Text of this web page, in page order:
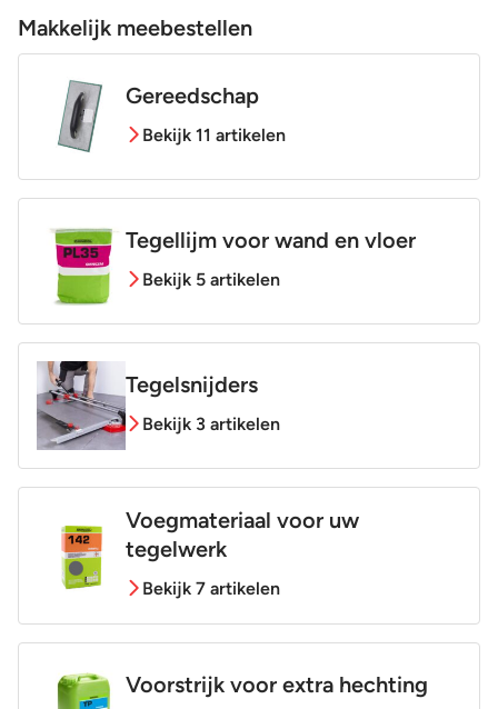
Makkelijk meebestellen
Gereedschap
Bekijk 11 artikelen
Tegellijm voor wand en vloer
Bekijk 5 artikelen
Tegelsnijders
Bekijk 3 artikelen
Voegmateriaal voor uw
tegelwerk
Bekijk 7 artikelen
Voorstrijk voor extra hechting